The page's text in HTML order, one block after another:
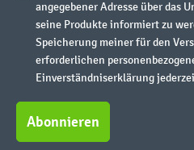
angegebener Adresse über das
seine Produkte informiert zu
Speicherung meiner für den
erforderlichen
Einverständniserklärung
Abonnieren